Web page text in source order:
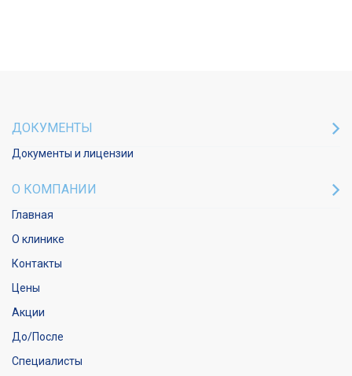
ДОКУМЕНТЫ
Документы и лицензии
О КОМПАНИИ
Главная
О клинике
Контакты
Цены
Акции
До/После
Специалисты